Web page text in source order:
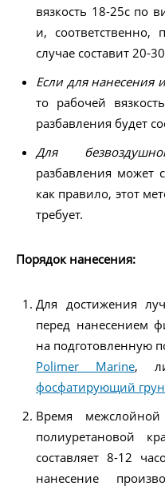
вязкость 18-25с по
и, соответственно,
случае составит 20-
Если для нанесения
то рабочей
разбавления будет
Для
разбавления может
как правило, этот
требует.
Порядок нанесения:
Для достижения
перед нанесением
на подготовленную
Polimer Marine,
фосфатирующий
Время
полиуретановой
составляет 8-12
нанесение